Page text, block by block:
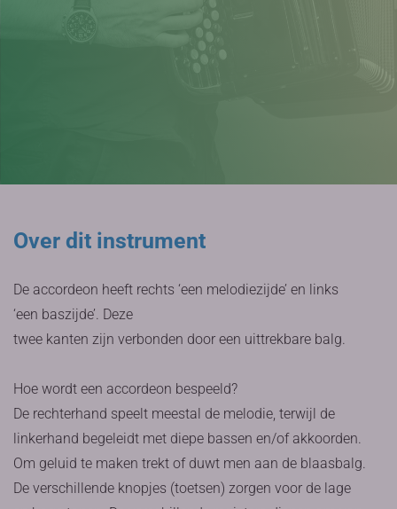
Over dit instrument
De accordeon heeft rechts ‘een melodiezijde’ en links
‘een baszijde’. Deze
twee kanten zijn verbonden door een uittrekbare balg.
Hoe wordt een accordeon bespeeld?
De rechterhand speelt meestal de melodie, terwijl de
linkerhand begeleidt met diepe bassen en/of akkoorden.
Om geluid te maken trekt of duwt men aan de blaasbalg.
De verschillende knopjes (toetsen) zorgen voor de lage